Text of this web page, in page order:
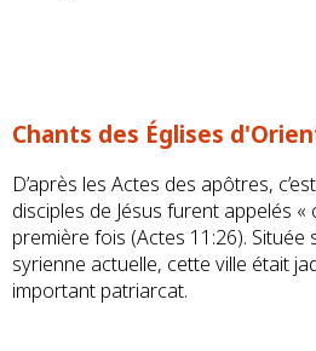
Chants des Églises
D’après les Actes des apôtres,
disciples de Jésus furent appelés
première fois (Actes 11:26).
syrienne actuelle, cette ville était
important patriarcat.